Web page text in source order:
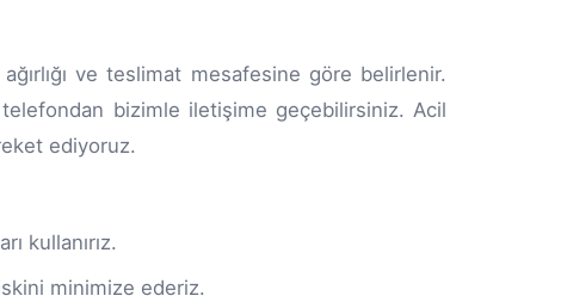
ve teslimat mesafesine göre belirlenir.
telefondan bizimle iletişime geçebilirsiniz. Acil
ediyoruz.
kullanırız.
minimize ederiz.